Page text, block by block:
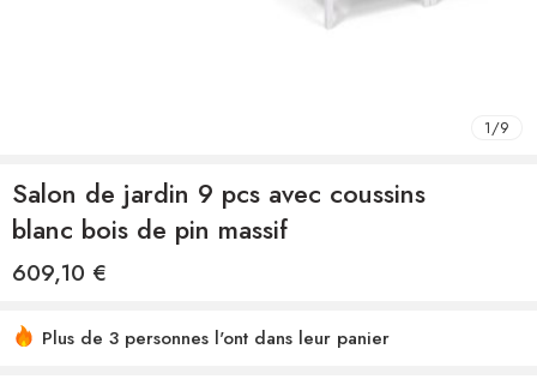
1/9
Salon de jardin 9 pcs avec coussins
blanc bois de pin massif
609,10 €
Plus de 3 personnes l'ont dans leur panier